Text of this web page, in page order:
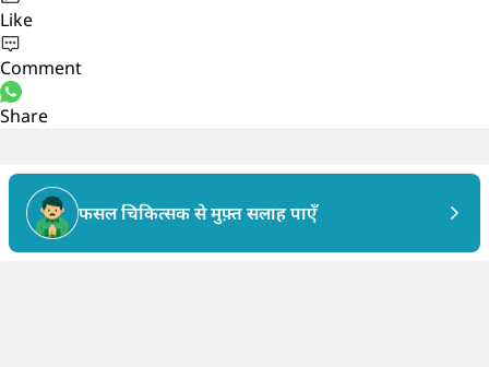
Like
Comment
Share
फसल चिकित्सक से मुफ़्त सलाह पाएँ